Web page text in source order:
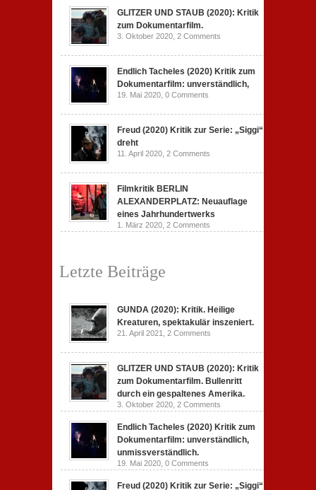
GLITZER UND STAUB (2020): Kritik
zum Dokumentarfilm.
3. Oktober 2020, 2 Comments
Endlich Tacheles (2020) Kritik zum
Dokumentarfilm: unverständlich,
19. Mai 2020, 0 Comments
Freud (2020) Kritik zur Serie: „Siggi“
dreht
11. April 2020, 2 Comments
Filmkritik BERLIN
ALEXANDERPLATZ: Neuauflage
eines Jahrhundertwerks
1. März 2020, 2 Comments
Letzte Beiträge
GUNDA (2020): Kritik. Heilige
Kreaturen, spektakulär inszeniert.
21. April 2021, 2 Comments
GLITZER UND STAUB (2020): Kritik
zum Dokumentarfilm. Bullenritt
durch ein gespaltenes Amerika.
3. Oktober 2020, 2 Comments
Endlich Tacheles (2020) Kritik zum
Dokumentarfilm: unverständlich,
unmissverständlich.
19. Mai 2020, 0 Comments
Freud (2020) Kritik zur Serie: „Siggi“